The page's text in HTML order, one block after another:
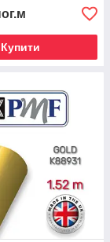
Купити